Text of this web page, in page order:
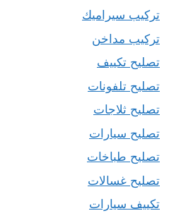
تركيب سيراميك
تركيب مداخن
تصليح تكييف
تصليح تلفونات
تصليح ثلاجات
تصليح سيارات
تصليح طباخات
تصليح غسالات
تكييف سيارات